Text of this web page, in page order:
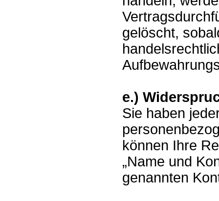
gelöscht,
e.)
Sie haben
können Ihre
„Name und
genannten